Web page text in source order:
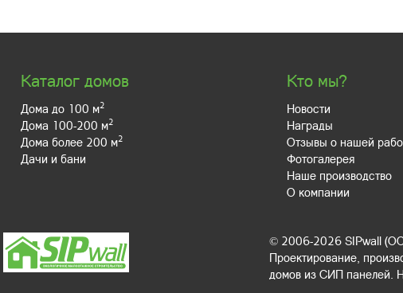
Каталог домов
Дома до 100 м2
Дома 100-200 м2
Дома более 200 м2
Дачи и бани
Кто мы?
Новости
Награды
Отзывы о нашей
Фотогалерея
Наше производство
О компании
© 2006-2026 SIPwall
Проектирование,
домов из СИП панелей.